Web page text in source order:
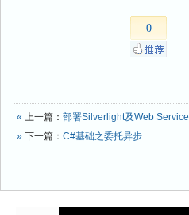
0
« 上一篇： 部署Silverlight及Web Service
» 下一篇： C#基础之委托异步